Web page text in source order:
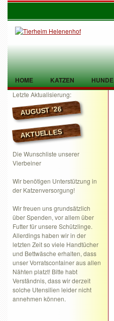
HOME KATZEN HUNDE
TIER GEFUNDEN KONTAKT
Letzte Aktualisierung:
AUGUST ’26
AKTUELLES
Die Wunschliste unserer
Vierbeiner
Wir benötigen Unterstützung in
der Katzenversorgung!
Wir freuen uns grundsätzlich
über Spenden, vor allem über
Futter für unsere Schützlinge.
Allerdings haben wir in der
letzten Zeit so viele Handtücher
und Bettwäsche erhalten, dass
unser Vorratscontainer aus allen
Nähten platzt! Bitte habt
Verständnis, dass wir derzeit
solche Utensilien leider nicht
annehmen können.